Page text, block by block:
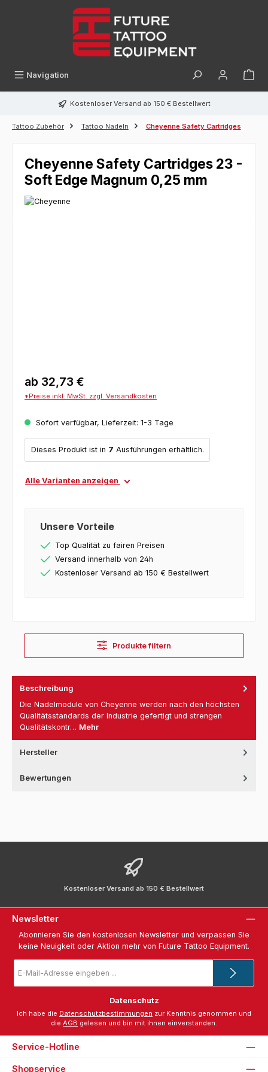
Navigation
Kostenloser Versand ab 150 € Bestellwert
Tattoo Zubehör Tattoo Nadeln Cheyenne Safety Cartridges
Cheyenne Safety Cartridges 23 -
Soft Edge Magnum 0,25 mm
ab 32,73 €
*Preise inkl. MwSt. zzgl. Versandkosten
Sofort verfügbar, Lieferzeit: 1-3 Tage
Dieses Produkt ist in 7 Ausführungen erhältlich.
Alle Varianten anzeigen
Unsere Vorteile
Top Qualität zu fairen Preisen
Versand innerhalb von 24h
Kostenloser Versand ab 150 € Bestellwert
Produkte filtern
Beschreibung
Die Nadelmodule von Cheyenne werden nach den höchsten
Qualitätsstandards der Industrie gefertigt und strengen
Qualitätskontr… Mehr
Hersteller
Bewertungen
Kostenloser Versand ab 150 € Bestellwert
Newsletter
Abonnieren Sie den kostenlosen Newsletter und verpassen Sie
keine Neuigkeit oder Aktion mehr von Future Tattoo Equipment.
Mail-
*
Datenschutz
Ich habe die Datenschutzbestimmungen zur Kenntnis genommen und
die AGB gelesen und bin mit ihnen einverstanden.
Service-Hotline
Shopservice